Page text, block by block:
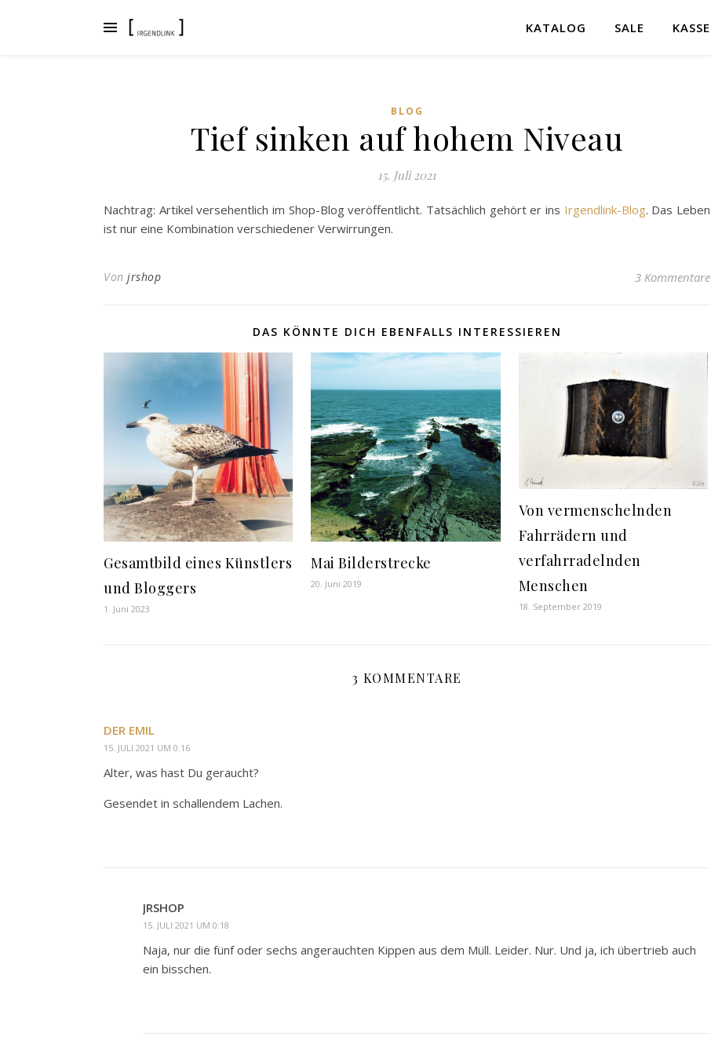
KATALOG SALE KASSE
BLOG
Tief sinken auf hohem Niveau
15. Juli 2021
Nachtrag: Artikel versehentlich im Shop-Blog veröffentlicht. Tatsächlich gehört er ins Irgendlink-Blog. Das Leben
ist nur eine Kombination verschiedener Verwirrungen.
Von jrshop 3 Kommentare
DAS KÖNNTE DICH EBENFALLS INTERESSIEREN
Gesamtbild eines Künstlers
und Bloggers
1. Juni 2023
Mai Bilderstrecke
20. Juni 2019
Von vermenschelnden
Fahrrädern und
verfahrradelnden
Menschen
18. September 2019
3 KOMMENTARE
DER EMIL
15. JULI 2021 UM 0:16
Alter, was hast Du geraucht?
Gesendet in schallendem Lachen.
JRSHOP
15. JULI 2021 UM 0:18
Naja, nur die fünf oder sechs angerauchten Kippen aus dem Müll. Leider. Nur. Und ja, ich übertrieb auch
ein bisschen.